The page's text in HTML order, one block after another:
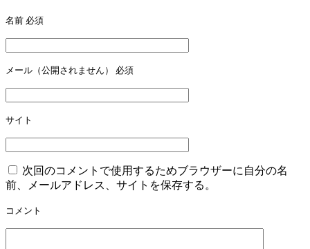
ー
シ
ョ
ン
名前 必須
メール（公開されません） 必須
サイト
次回のコメントで使用するためブラウザーに自分の名
前、メールアドレス、サイトを保存する。
コメント